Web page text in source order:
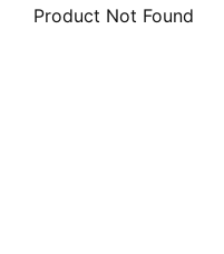
Product Not Found